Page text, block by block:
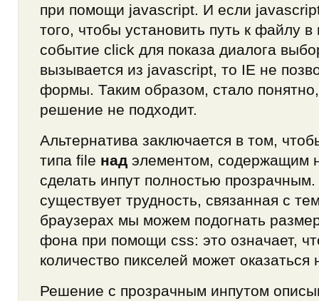
при помощи javascript. И если
того, чтобы установить путь к файлу
событие click для показа диалога
вызывается из javascript, то IE не
формы. Таким образом, стало
решение не подходит.
Альтернатива заключается в том,
типа file над элементом, содержащим
сделать инпут полностью
существует трудность, связанная с
браузерах мы можем подогнать
фона при помощи css: это означает,
количество пикселей может
Решение с прозрачным инпутом